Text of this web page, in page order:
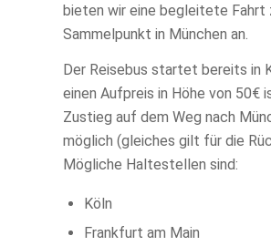
bieten wir eine begleitete Fahrt
Sammelpunkt in München an.
Der Reisebus startet bereits in
einen Aufpreis in Höhe von 50€
Zustieg auf dem Weg nach
möglich (gleiches gilt für die
Mögliche Haltestellen sind:
Köln
Frankfurt am Main